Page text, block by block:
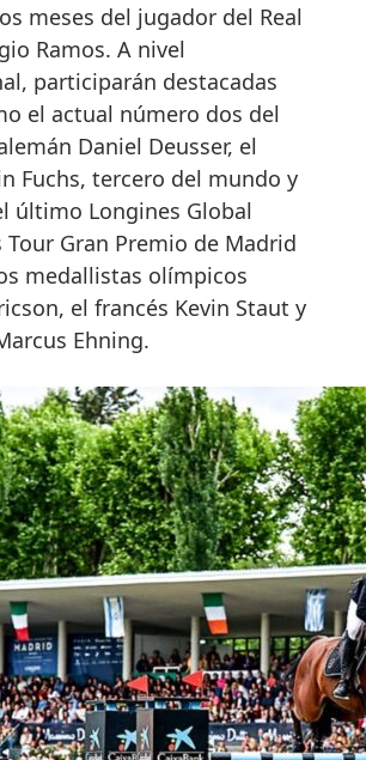
meses del jugador del Real
Ramos. A nivel
participarán destacadas
el actual número dos del
Daniel Deusser, el
Fuchs, tercero del mundo y
último Longines Global
Tour Gran Premio de Madrid
medallistas olímpicos
el francés Kevin Staut y
Ehning.